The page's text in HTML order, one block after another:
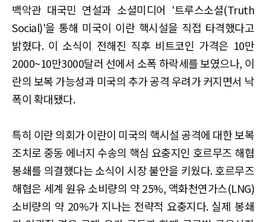
백악관 대국민 연설과 소셜미디어 '트루스소셜(Truth
Social)'을 통해 미국이 이란 핵시설을 직접 타격했다고
밝혔다. 이 소식이 전해진 직후 비트코인 가격은 10만
2000~10만3000달러 선에서 소폭 하락세를 보였으나, 이
란의 보복 가능성과 미국의 추가 공격 우려가 커지면서 낙
폭이 확대됐다.
특히 이란 의회가 이란이 미국의 핵시설 공격에 대한 보복
조치로 중동 에너지 수송의 핵심 요충지인 호르무즈 해협
봉쇄를 의결했다는 소식이 시장 불안을 키웠다. 호르무즈
해협은 세계 원유 소비량의 약 25%, 액화천연가스(LNG)
소비량의 약 20%가 지나는 전략적 요충지다. 실제 봉쇄